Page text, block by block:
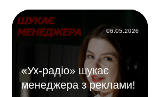
«Ух-радіо» шукає
менеджера з реклами!
06.05.2026